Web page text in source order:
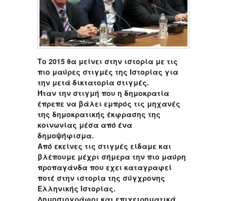
Το 2015 θα μείνει στην ιστορία με τις
πιο μαύρες στιγμές της Ιστορίας για
την μετά δικτατορία στιγμές.
Ήταν την στιγμή που η δημοκρατία
έπρεπε να βάλει εμπρός τις μηχανές
της δημοκρατικής έκφρασης της
κοινωνίας μέσα από ένα
δημοψήφισμα.
Από εκείνες τις στιγμές είδαμε και
βλέπουμε μέχρι σήμερα την πιο μαύρη
προπαγάνδα που εχει καταγραφεί
ποτέ στην ιστορία της σύγχρονης
Ελληνικής Ιστορίας.
Δημοσιογράφοι και επιχειρηματικά